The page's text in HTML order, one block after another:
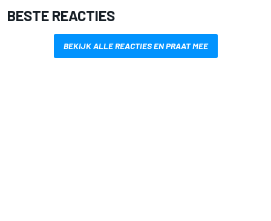
BESTE REACTIES
BEKIJK ALLE REACTIES EN PRAAT MEE